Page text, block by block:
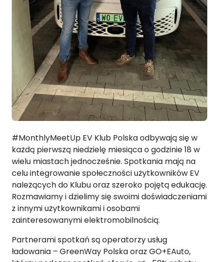
#MonthlyMeetUp EV Klub Polska odbywają się w
każdą pierwszą niedzielę miesiąca o godzinie 18 w
wielu miastach jednocześnie. Spotkania mają na
celu integrowanie społeczności użytkowników EV
należących do Klubu oraz szeroko pojętą edukację.
Rozmawiamy i dzielimy się swoimi doświadczeniami
z innymi użytkownikami i osobami
zainteresowanymi elektromobilnością.
Partnerami spotkań są operatorzy usług
ładowania – GreenWay Polska oraz GO+EAuto,